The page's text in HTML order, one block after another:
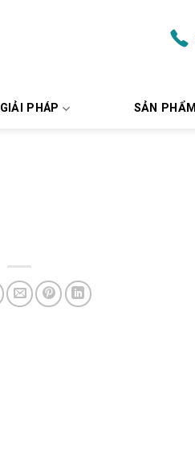
GIẢI PHÁP SẢN PHẨM